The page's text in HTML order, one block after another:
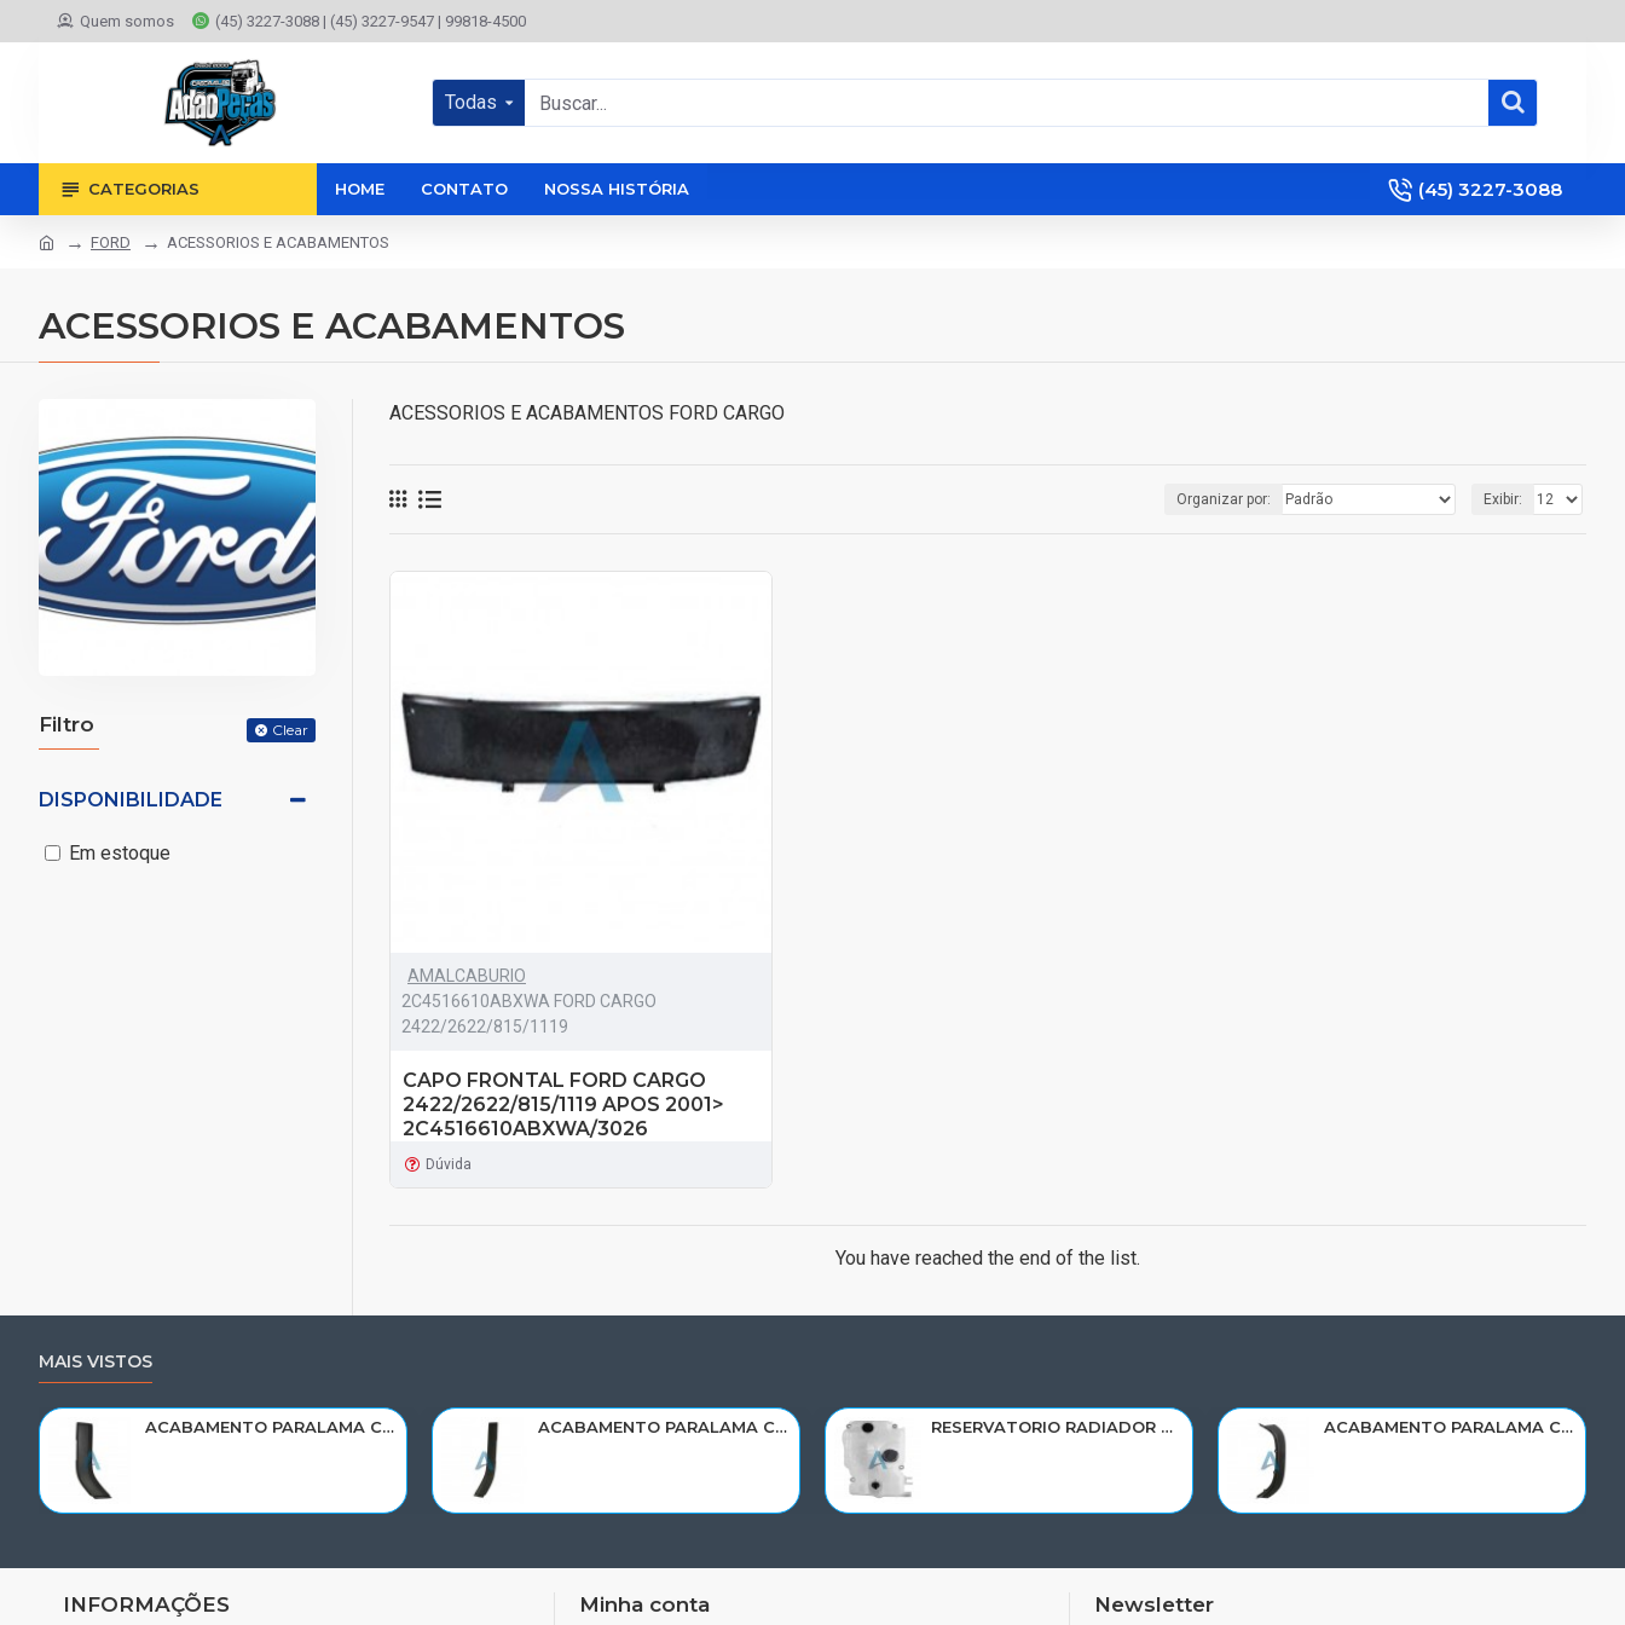
Quem somos (45) 3227-3088 | (45) 3227-9547 | 99818-4500
Todas
CATEGORIAS HOME CONTATO NOSSA HISTÓRIA (45) 3227-3088
FORD ACESSORIOS E ACABAMENTOS
ACESSORIOS E ACABAMENTOS
Filtro Clear
DISPONIBILIDADE
Em estoque
ACESSORIOS E ACABAMENTOS FORD CARGO
Organizar por: Exibir:
AMALCABURIO
2C4516610ABXWA FORD CARGO
2422/2622/815/1119
CAPO FRONTAL FORD CARGO
2422/2622/815/1119 APOS 2001>
2C4516610ABXWA/3026
Dúvida
You have reached the end of the list.
MAIS VISTOS
ACABAMENTO PARALAMA CABINE SCANIA NTG P/G/R/S LE PARTE TRAS 2297995 ACABAMENTO PARALAMA CABINE SCANIA NTG P/G/R/S LD PARTE TRAS 2297996 RESERVATORIO RADIADOR AGUA SCANIA 124 NTG P/G/R/S/XT 2019> 2545033/RP082 ACABAMENTO PARALAMA CABINE SCANIA NTG P/G/R/S LD PARTE DIANT 2298022
INFORMAÇÕES Minha conta Newsletter